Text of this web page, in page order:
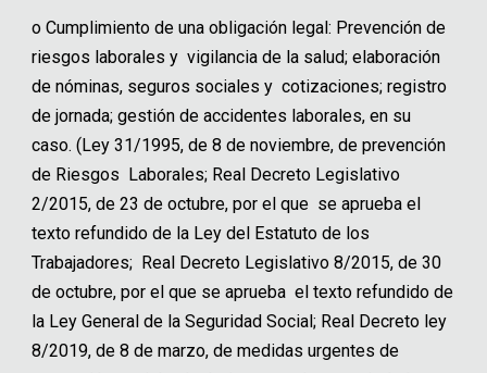
o Cumplimiento de una obligación legal: Prevención de
riesgos laborales y vigilancia de la salud; elaboración
de nóminas, seguros sociales y cotizaciones; registro
de jornada; gestión de accidentes laborales, en su
caso. (Ley 31/1995, de 8 de noviembre, de prevención
de Riesgos Laborales; Real Decreto Legislativo
2/2015, de 23 de octubre, por el que se aprueba el
texto refundido de la Ley del Estatuto de los
Trabajadores; Real Decreto Legislativo 8/2015, de 30
de octubre, por el que se aprueba el texto refundido de
la Ley General de la Seguridad Social; Real Decreto ley
8/2019, de 8 de marzo, de medidas urgentes de